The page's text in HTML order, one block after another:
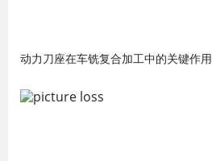
动力刀座在车铣复合加工中的关键作用